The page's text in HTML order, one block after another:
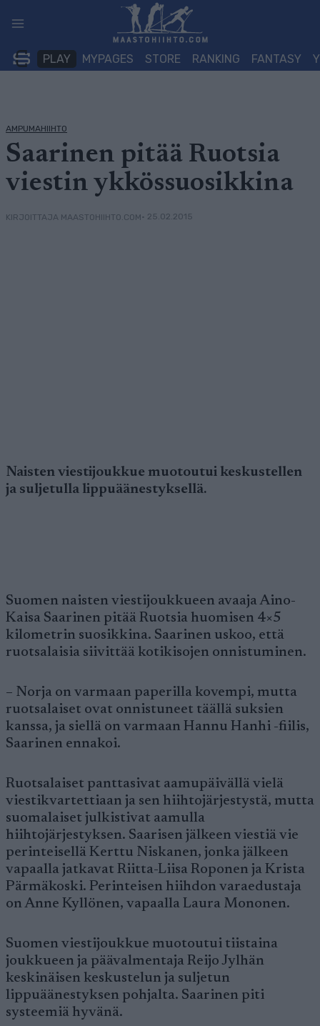
sisältöön
PLAY MYPAGES STORE RANKING FANTASY
AMPUMAHIIHTO
Saarinen pitää Ruotsia
viestin ykkössuosikkina
KIRJOITTAJA MAASTOHIIHTO.COM• 25.02.2015
Naisten viestijoukkue muotoutui keskustellen
ja suljetulla lippuäänestyksellä.
Suomen naisten viestijoukkueen avaaja Aino-
Kaisa Saarinen pitää Ruotsia huomisen 4×5
kilometrin suosikkina. Saarinen uskoo, että
ruotsalaisia siivittää kotikisojen onnistuminen.
– Norja on varmaan paperilla kovempi, mutta
ruotsalaiset ovat onnistuneet täällä suksien
kanssa, ja siellä on varmaan Hannu Hanhi -fiilis,
Saarinen ennakoi.
Ruotsalaiset panttasivat aamupäivällä vielä
viestikvartettiaan ja sen hiihtojärjestystä, mutta
suomalaiset julkistivat aamulla
hiihtojärjestyksen. Saarisen jälkeen viestiä vie
perinteisellä Kerttu Niskanen, jonka jälkeen
vapaalla jatkavat Riitta-Liisa Roponen ja Krista
Pärmäkoski. Perinteisen hiihdon varaedustaja
on Anne Kyllönen, vapaalla Laura Mononen.
Suomen viestijoukkue muotoutui tiistaina
joukkueen ja päävalmentaja Reijo Jylhän
keskinäisen keskustelun ja suljetun
lippuäänestyksen pohjalta. Saarinen piti
systeemiä hyvänä.